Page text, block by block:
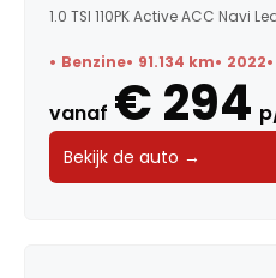
1.0 TSI 110PK Active ACC Navi
Benzine 91.134 km 2022
vanaf € 294
Bekijk de auto →